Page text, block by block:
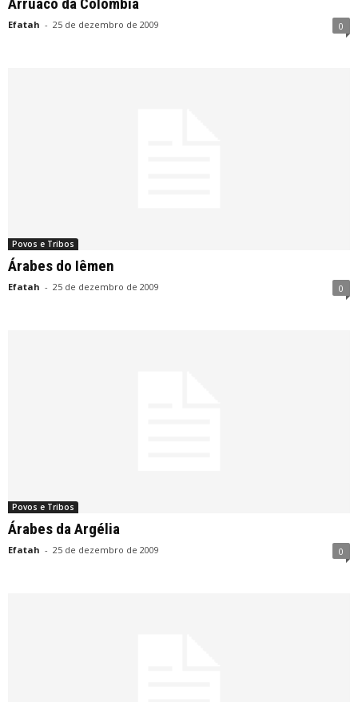
Arruaco da Colômbia
Efatah - 25 de dezembro de 2009 0
Povos e Tribos
Árabes do Iêmen
Efatah - 25 de dezembro de 2009 0
Povos e Tribos
Árabes da Argélia
Efatah - 25 de dezembro de 2009 0